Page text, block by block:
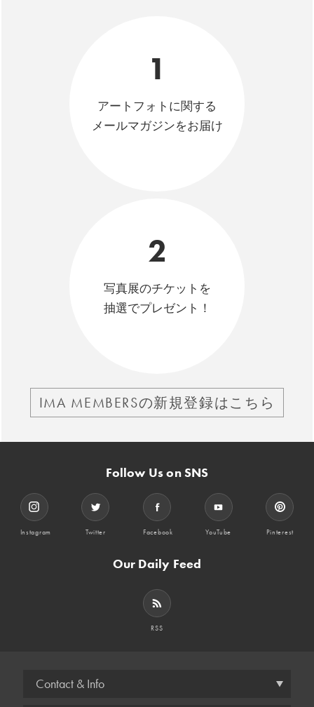
1
アートフォトに関する
メールマガジンをお届け
2
写真展のチケットを
抽選でプレゼント！
IMA MEMBERSの新規登録はこちら
Follow Us on SNS
Instagram Twitter Facebook YouTube Pinterest
Our Daily Feed
RSS
Contact & Info